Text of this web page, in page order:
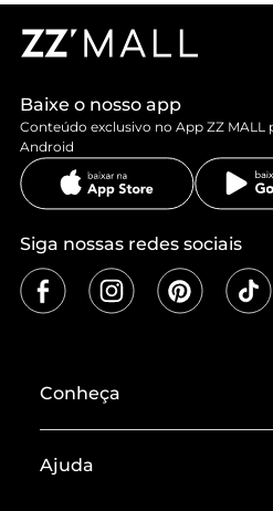
Baixe o nosso app
Conteúdo exclusivo no App ZZ MALL
Android
Siga nossas redes sociais
Conheça
Termos de Uso
Ajuda